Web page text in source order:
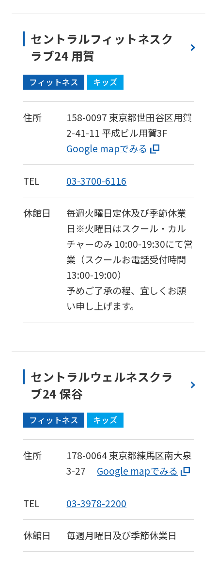
セントラルフィットネスク
ラブ24 用賀
フィットネス キッズ
住所 158-0097 東京都世田谷区用賀
2-41-11 平成ビル用賀3F
Google mapでみる
TEL 03-3700-6116
休館日
毎週火曜日定休及び季節休業
日※火曜日はスクール・カル
チャーのみ 10:00-19:30にて営
業（スクールお電話受付時間
13:00-19:00）
予めご了承の程、宜しくお願
い申し上げます。
セントラルウェルネスクラ
ブ24 保谷
フィットネス キッズ
住所 178-0064東京都練馬区南大泉
3-27
Google mapでみる
TEL 03-3978-2200
休館日 毎週月曜日及び季節休業日
may
be
an
accurate
translation.
The
translation
may
differ
from
the
original
content.
We
ask
that
you
fully
this
using
service.